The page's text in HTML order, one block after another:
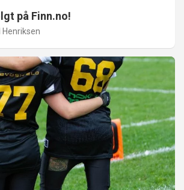
på Finn.no!
Henriksen